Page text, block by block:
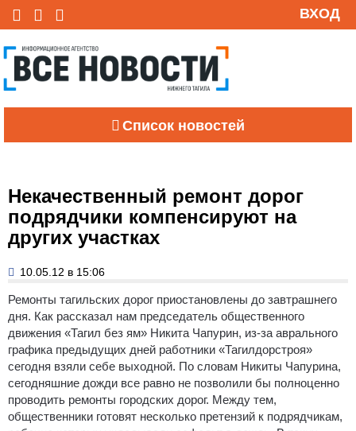
ВХОД
Список новостей
Некачественный ремонт дорог
подрядчики компенсируют на
других участках
10.05.12 в 15:06
Ремонты тагильских дорог приостановлены до завтрашнего
дня. Как рассказал нам председатель общественного
движения «Тагил без ям» Никита Чапурин, из-за аврального
графика предыдущих дней работники «Тагилдорстроя»
сегодня взяли себе выходной. По словам Никиты Чапурина,
сегодняшние дожди все равно не позволили бы полноценно
проводить ремонты городских дорог. Между тем,
общественники готовят несколько претензий к подрядчикам,